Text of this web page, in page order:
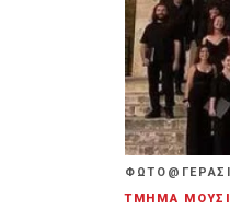
ΤΜΗΜΑ